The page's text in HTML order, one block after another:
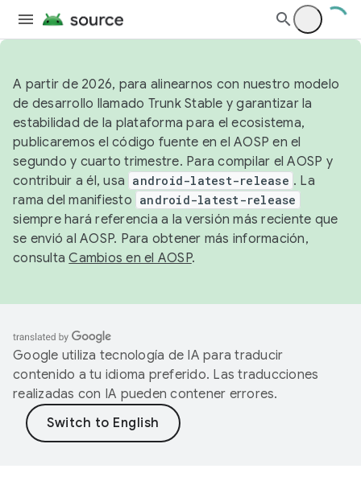
A partir de 2026, para alinearnos con nuestro modelo
de desarrollo llamado Trunk Stable y garantizar la
estabilidad de la plataforma para el ecosistema,
publicaremos el código fuente en el AOSP en el
segundo y cuarto trimestre. Para compilar el AOSP y
contribuir a él, usa android-latest-release . La
rama del manifiesto android-latest-release
siempre hará referencia a la versión más reciente que
se envió al AOSP. Para obtener más información,
consultaCambios en el AOSP.
Google utiliza tecnología de IA para traducir
contenido a tu idioma preferido. Las traducciones
realizadas con IA pueden contener errores.